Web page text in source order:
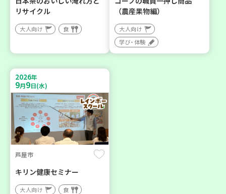
リサイクル
大人向け 食
（農産果物編）
大人向け
学び・体験
2026年
9月9日(水)
芦屋市
キリン健康セミナー
大人向け 食